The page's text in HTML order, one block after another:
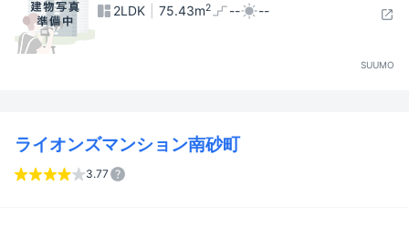
2LDK 75.43m2 -- --
SUUMO
ライオンズマンション南砂町
3.77